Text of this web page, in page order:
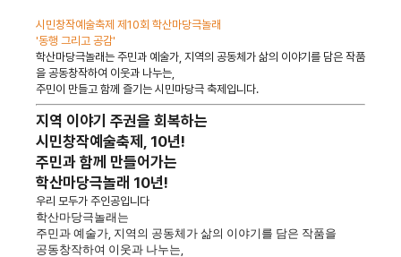
시민창작예술축제 제10회 학산마당극놀래
'동행 그리고 공감'
학산마당극놀래는 주민과 예술가, 지역의 공동체가 삶의 이야기를 담은 작품
을 공동창작하여 이웃과 나누는,
주민이 만들고 함께 즐기는 시민마당극 축제입니다.
지역 이야기 주권을 회복하는
시민창작예술축제, 10년!
주민과 함께 만들어가는
학산마당극놀래 10년!
우리 모두가 주인공입니다
학산마당극놀래는
주민과 예술가 지역의 공동체가 삶의 이야기를 담은 작품을
공동창작하여 이웃과 나누는